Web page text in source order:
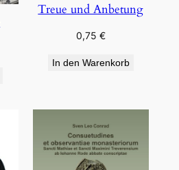
Treue und Anbetung
0,75 €
In den Warenkorb